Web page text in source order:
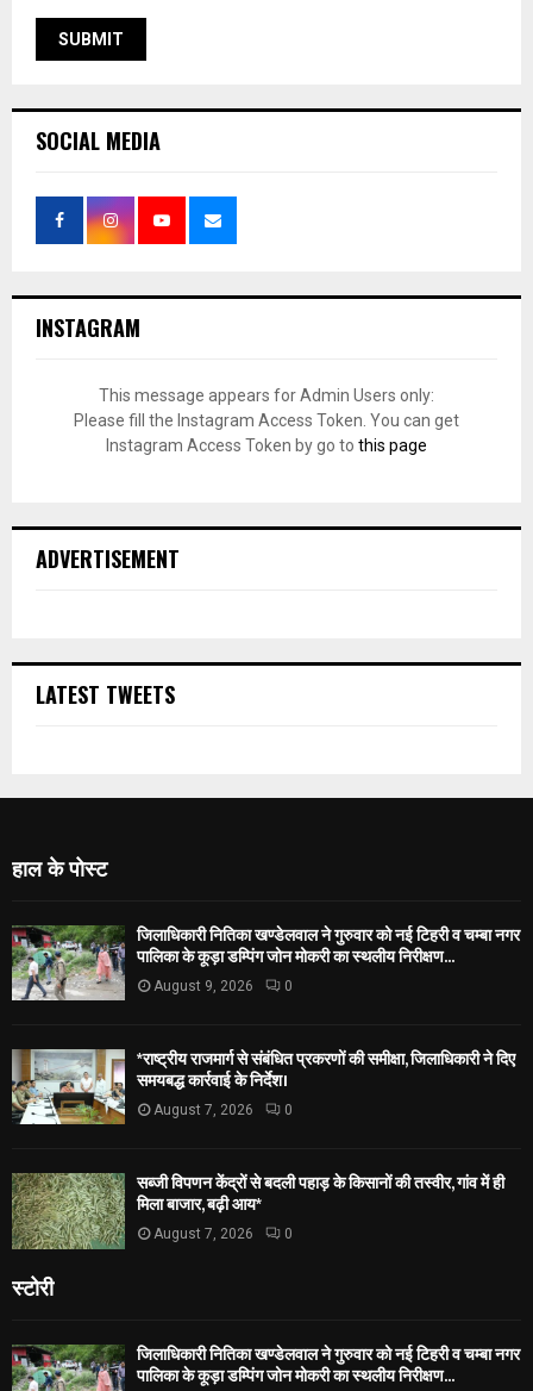
SOCIAL MEDIA
INSTAGRAM
This message appears for Admin Users only:
Please fill the Instagram Access Token. You can get
Instagram Access Token by go to this page
ADVERTISEMENT
LATEST TWEETS
हाल के पोस्ट
जिलाधिकारी नितिका खण्डेलवाल ने गुरुवार को नई टिहरी व चम्बा नगर
पालिका के कूड़ा डम्पिंग जोन मोकरी का स्थलीय निरीक्षण...
August 9, 2026 0
*राष्ट्रीय राजमार्ग से संबंधित प्रकरणों की समीक्षा, जिलाधिकारी ने दिए
समयबद्ध कार्रवाई के निर्देश।
August 7, 2026 0
सब्जी विपणन केंद्रों से बदली पहाड़ के किसानों की तस्वीर, गांव में ही
मिला बाजार, बढ़ी आय*
August 7, 2026 0
स्टोरी
जिलाधिकारी नितिका खण्डेलवाल ने गुरुवार को नई टिहरी व चम्बा नगर
पालिका के कूड़ा डम्पिंग जोन मोकरी का स्थलीय निरीक्षण...